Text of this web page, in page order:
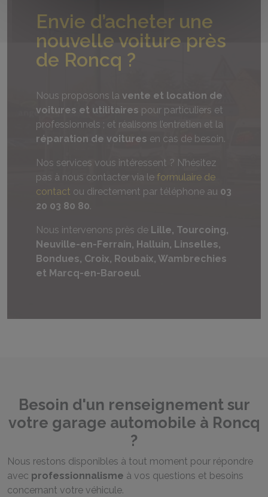
Envie d’acheter une
nouvelle voiture près
de Roncq ?
Nous proposons la vente et location de
voitures et utilitaires pour particuliers et
professionnels ; et réalisons l’entretien et la
réparation de voitures en cas de besoin.
Nos services vous intéressent ? N’hésitez
pas à nous contacter via le formulaire de
contact ou directement par téléphone au 03
20 03 80 80.
Nous intervenons près de Lille, Tourcoing,
Neuville-en-Ferrain, Halluin, Linselles,
Bondues, Croix, Roubaix, Wambrechies
et Marcq-en-Baroeul.
Besoin d'un renseignement sur
votre garage automobile à Roncq
?
Nous restons disponibles à tout moment pour répondre
avec professionnalisme à vos questions et besoins
concernant votre véhicule.